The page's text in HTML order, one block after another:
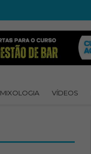
MIXOLOGIA VÍDEOS